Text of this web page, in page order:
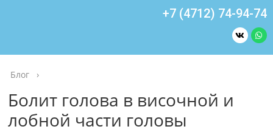
+7 (4712) 74-94-74
Блог ›
Болит голова в височной и
лобной части головы